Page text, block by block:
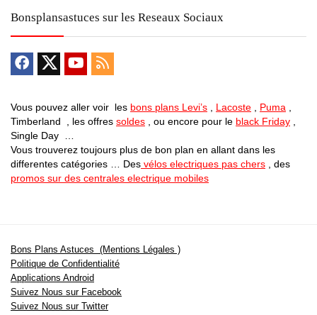
Bonsplansastuces sur les Reseaux Sociaux
Vous pouvez aller voir les bons plans Levi’s , Lacoste , Puma ,
Timberland , les offres soldes , ou encore pour le black Friday ,
Single Day …
Vous trouverez toujours plus de bon plan en allant dans les
differentes catégories … Des vélos electriques pas chers , des
promos sur des centrales electrique mobiles
Bons Plans Astuces (Mentions Légales )
Politique de Confidentialité
Applications Android
Suivez Nous sur Facebook
Suivez Nous sur Twitter